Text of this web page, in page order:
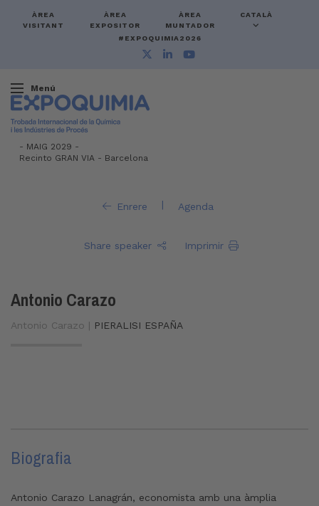
ÀREA
VISITANT
ÀREA
EXPOSITOR
ÀREA
MUNTADOR
CATALÀ
#EXPOQUIMIA2026
Menú
- MAIG 2029 -
Recinto GRAN VIA - Barcelona
Enrere | Agenda
Share speaker Imprimir
Antonio Carazo
Antonio Carazo | PIERALISI ESPAÑA
Biografia
Antonio Carazo Lanagrán, economista amb una àmplia